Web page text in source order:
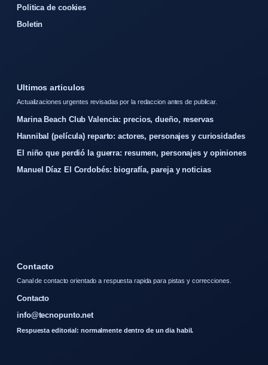
Politica de cookies
Boletin
Ultimos articulos
Actualizaciones urgentes revisadas por la redaccion antes de publicar.
Marina Beach Club Valencia: precios, dueño, reservas
Hannibal (película) reparto: actores, personajes y curiosidades
El niño que perdió la guerra: resumen, personajes y opiniones
Manuel Díaz El Cordobés: biografía, pareja y noticias
Contacto
Canal de contacto orientado a respuesta rapida para pistas y correcciones.
Contacto
info@tecnopunto.net
Respuesta editorial: normalmente dentro de un dia habil.